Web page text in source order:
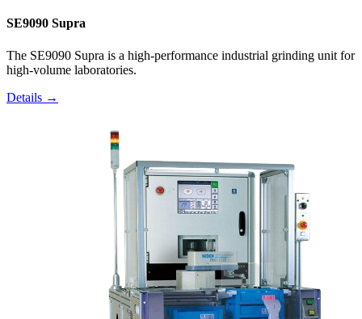
SE9090 Supra
The SE9090 Supra is a high-performance industrial grinding unit for
high-volume laboratories.
Details →